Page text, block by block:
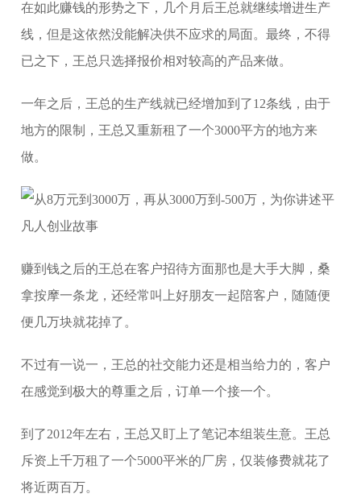
在如此赚钱的形势之下，几个月后王总就继续增进生产
线，但是这依然没能解决供不应求的局面。最终，不得
已之下，王总只选择报价相对较高的产品来做。
一年之后，王总的生产线就已经增加到了12条线，由于
地方的限制，王总又重新租了一个3000平方的地方来
做。
赚到钱之后的王总在客户招待方面那也是大手大脚，桑
拿按摩一条龙，还经常叫上好朋友一起陪客户，随随便
便几万块就花掉了。
不过有一说一，王总的社交能力还是相当给力的，客户
在感觉到极大的尊重之后，订单一个接一个。
到了2012年左右，王总又盯上了笔记本组装生意。王总
斥资上千万租了一个5000平米的厂房，仅装修费就花了
将近两百万。